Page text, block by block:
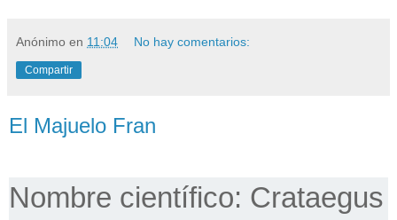
Anónimo en 11:04 No hay comentarios:
Compartir
El Majuelo Fran
Nombre científico: Crataegus